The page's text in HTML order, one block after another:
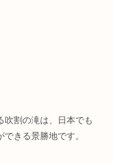
吹割の滝は、日本でも
きる景勝地です。